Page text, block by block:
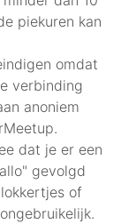
piekuren kan
omdat
verbinding
anoniem
dat je er een
gevolgd
of